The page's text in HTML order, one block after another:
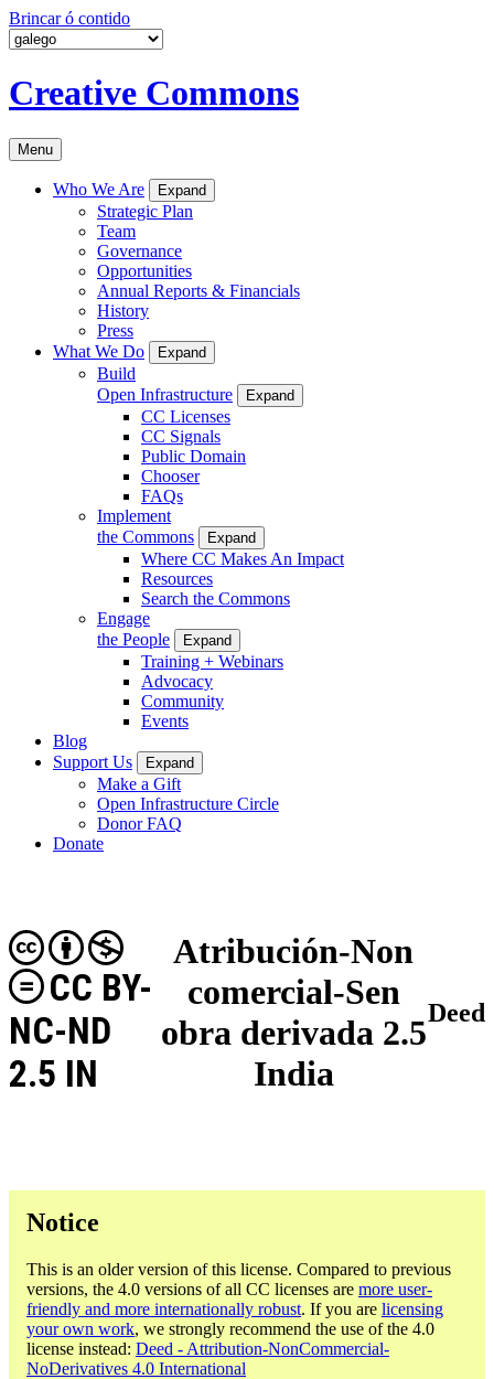
Brincar ó contido
Creative Commons
Menu
Who We Are Expand
Strategic Plan
Team
Governance
Opportunities
Annual Reports & Financials
History
Press
What We Do
Expand
Build
Open Infrastructure
Expand
CC Licenses
CC Signals
Public Domain
Chooser
FAQs
Implement
the Commons
Expand
Where CC Makes An Impact
Resources
Search the Commons
Engage
the People
Expand
Training + Webinars
Advocacy
Community
Events
Blog
Support Us
Expand
Make a Gift
Open Infrastructure Circle
Donor FAQ
Donate
Atribución-Non
comercial-Sen
obra derivada 2.5
India
CC BY-
NC-ND
2.5 IN
Deed
Notice
This is an older version of this license. Compared to previous
versions, the 4.0 versions of all CC licenses are more user-
friendly and more internationally robust. If you are licensing
your own work, we strongly recommend the use of the 4.0
license instead: Deed - Attribution-NonCommercial-
NoDerivatives 4.0 International